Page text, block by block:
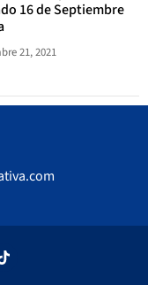
16 de Septiembre
21, 2021